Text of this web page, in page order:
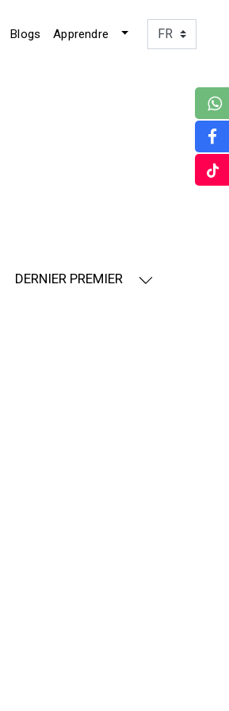
Blogs Apprendre
DERNIER PREMIER